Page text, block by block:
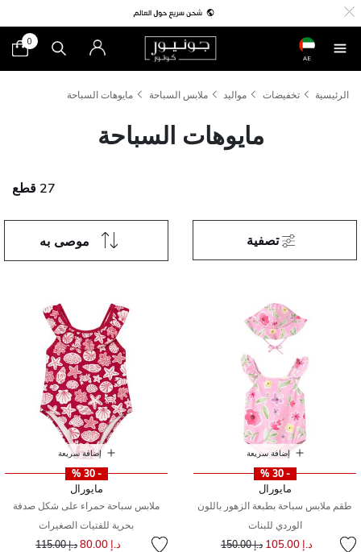
AE
0
الرئيسية تخفيضات مواليد ملابس السباحة مايوهات السباحة
مايوهات السباحة
27 قطع
موصى به تصفية
إضافة سريعة
- 30 %
مايورال
طقم ملابس سباحة بطبعة الزهور باللون
الوردي للبنات
د.إ 105.00 سعر مخفض مند.إ 150.00
إضافة سريعة
- 30 %
مايورال
ملابس سباحة حمراء على شكل صدفة
بحرية للفتيات الصغيرات
د.إ 80.00 سعر مخفض من
د.إ 115.00 إلى